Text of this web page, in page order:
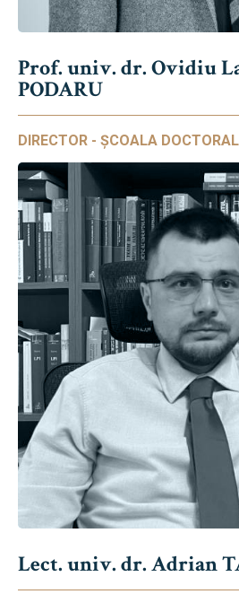
Prof. univ. dr. Ovidiu
PODARU
DIRECTOR - ȘCOALA
Lect. univ. dr. Adrian